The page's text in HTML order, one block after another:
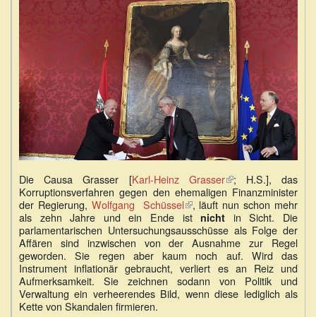
Die Causa Grasser [Karl-Heinz Grasser(Link
ist
extern)
; H.S.], das
Korruptionsverfahren gegen den ehemaligen Finanzminister
der Regierung, Wolfgang Schüssel(Link
ist
extern)
, läuft nun schon mehr
als zehn Jahre und ein Ende ist nicht in Sicht. Die
parlamentarischen Untersuchungsausschüsse als Folge der
Affären sind inzwischen von der Ausnahme zur Regel
geworden. Sie regen aber kaum noch auf. Wird das
Instrument inflationär gebraucht, verliert es an Reiz und
Aufmerksamkeit. Sie zeichnen sodann von Politik und
Verwaltung ein verheerendes Bild, wenn diese lediglich als
Kette von Skandalen firmieren.